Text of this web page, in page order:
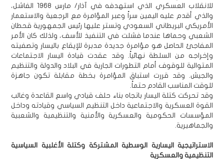
للانقلاب العسكري الذي استهدفه في آذار/ مارس 1968 الفاشل،
والذي أقدم عليه اليمين سراً وعبر المؤامرة مع الرجعية والاستعمار
الأمريكي البريطاني السعودي وتستر عليها رئيس الجمهورية قحطان
الشعبي وحماها عندما فشلت في التنفيذ للأسف، ولذلك كان الأمر
المفاجئ الحاصل هو مؤامرة جديدة مدبرة للإيقاع باليسار وتصفيته
وإخراجه من السلطة نهائياً. وقد عقدت قيادة اليسار الاجتماعات
المتوالية للوقوف أمام التطورات الجارية في البلاد والدولة والتنظيم
والجيش. وقد قررت استباق المؤامرة بخطة مقابلة تكون جاهزة
للوقت المناسب القادم حتماً.
وقد تحركت كتلة اليسار باتجاه بناء حلف قيادي واسع القاعدة وغالب
القوة العسكرية والاجتماعية داخل التنظيم السياسي وقيادته وداخل
المؤسسات الحكومية والعسكرية والأمنية والتنظيمية والشعبية
والجماهيرية.
الاستراتيجية اليسارية الوسطية المشتركة وكتلة الأغلبية السياسية
التنظيمية والعسكرية